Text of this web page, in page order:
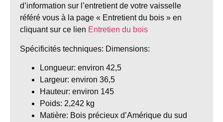
d’information sur l’entretient de votre vaisselle
référé vous à la page « Entretient du bois » en
cliquant sur ce lien Entretien du bois
Spécificités techniques: Dimensions:
Longueur: environ 42,5
Largeur: environ 36,5
Hauteur: environ 145
Poids: 2,242 kg
Matière: Bois précieux d’Amérique du sud